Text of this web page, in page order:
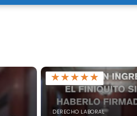
★★★★★
DERECHO LABORAL